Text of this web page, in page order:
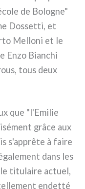
de Bologne"
Dossetti, et
Melloni et le
Enzo Bianchi
tous deux
que "l'Emilie
grâ­ce aux
s'apprête à fai­re
dans les
le titu­lai­re actuel,
endet­té